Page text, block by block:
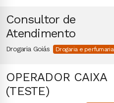
Consultor de
Atendimento
Drogaria Goiás Drogaria e perfumaria
OPERADOR CAIXA
(TESTE)